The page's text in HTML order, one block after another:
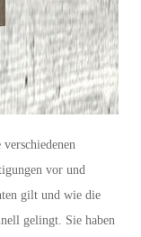
vor und
gilt und wie die
gelingt. Sie haben